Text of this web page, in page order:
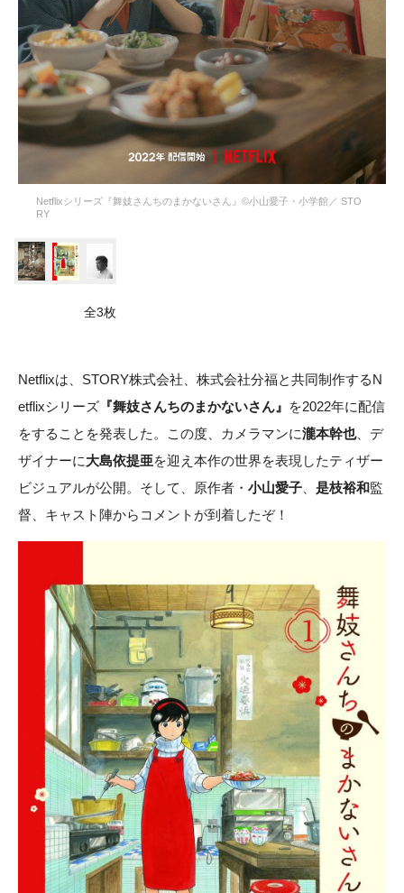
Netflixシリーズ『舞妓さんちのまかないさん』©小山愛子・小学館／ STO
RY
全3枚
Netflixは、STORY株式会社、株式会社分福と共同制作するN
etflixシリーズ 『舞妓さんちのまかないさん』 を2022年に配信
をすることを発表した。この度、カメラマンに瀧本幹也、デ
ザイナーに大島依提亜を迎え本作の世界を表現したティザー
ビジュアルが公開。そして、原作者・ 小山愛子 是枝裕和監
督、キャスト陣からコメントが到着したぞ！